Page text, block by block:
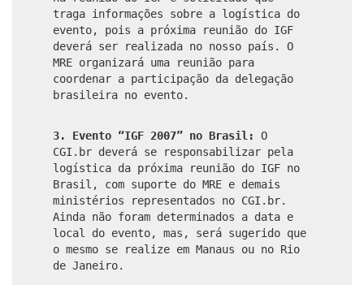
traga informações sobre a logística do
evento, pois a próxima reunião do IGF
deverá ser realizada no nosso país. O
MRE organizará uma reunião para
coordenar a participação da delegação
brasileira no evento.
3. Evento “IGF 2007” no Brasil: O
CGI.br deverá se responsabilizar pela
logística da próxima reunião do IGF no
Brasil, com suporte do MRE e demais
ministérios representados no CGI.br.
Ainda não foram determinados a data e
local do evento, mas, será sugerido que
o mesmo se realize em Manaus ou no Rio
de Janeiro.